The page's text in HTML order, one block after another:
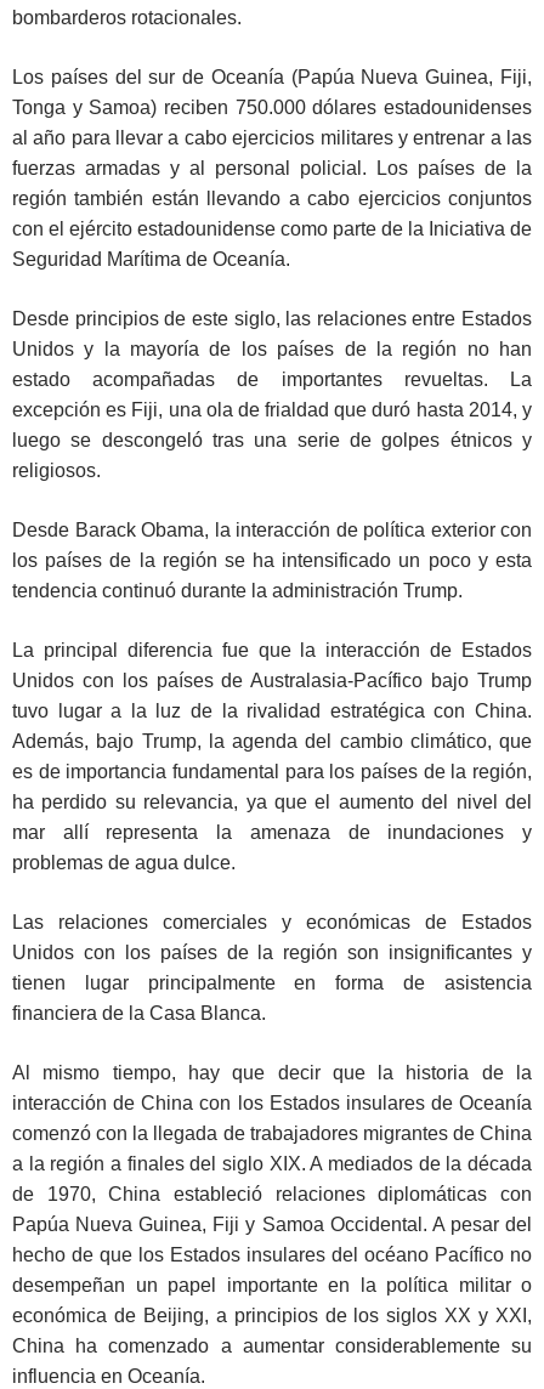
bombarderos rotacionales.
Los países del sur de Oceanía (Papúa Nueva Guinea, Fiji,
Tonga y Samoa) reciben 750.000 dólares estadounidenses
al año para llevar a cabo ejercicios militares y entrenar a las
fuerzas armadas y al personal policial. Los países de la
región también están llevando a cabo ejercicios conjuntos
con el ejército estadounidense como parte de la Iniciativa de
Seguridad Marítima de Oceanía.
Desde principios de este siglo, las relaciones entre Estados
Unidos y la mayoría de los países de la región no han
estado acompañadas de importantes revueltas. La
excepción es Fiji, una ola de frialdad que duró hasta 2014, y
luego se descongeló tras una serie de golpes étnicos y
religiosos.
Desde Barack Obama, la interacción de política exterior con
los países de la región se ha intensificado un poco y esta
tendencia continuó durante la administración Trump.
La principal diferencia fue que la interacción de Estados
Unidos con los países de Australasia-Pacífico bajo Trump
tuvo lugar a la luz de la rivalidad estratégica con China.
Además, bajo Trump, la agenda del cambio climático, que
es de importancia fundamental para los países de la región,
ha perdido su relevancia, ya que el aumento del nivel del
mar allí representa la amenaza de inundaciones y
problemas de agua dulce.
Las relaciones comerciales y económicas de Estados
Unidos con los países de la región son insignificantes y
tienen lugar principalmente en forma de asistencia
financiera de la Casa Blanca.
Al mismo tiempo, hay que decir que la historia de la
interacción de China con los Estados insulares de Oceanía
comenzó con la llegada de trabajadores migrantes de China
a la región a finales del siglo XIX. A mediados de la década
de 1970, China estableció relaciones diplomáticas con
Papúa Nueva Guinea, Fiji y Samoa Occidental. A pesar del
hecho de que los Estados insulares del océano Pacífico no
desempeñan un papel importante en la política militar o
económica de Beijing, a principios de los siglos XX y XXI,
China ha comenzado a aumentar considerablemente su
influencia en Oceanía.